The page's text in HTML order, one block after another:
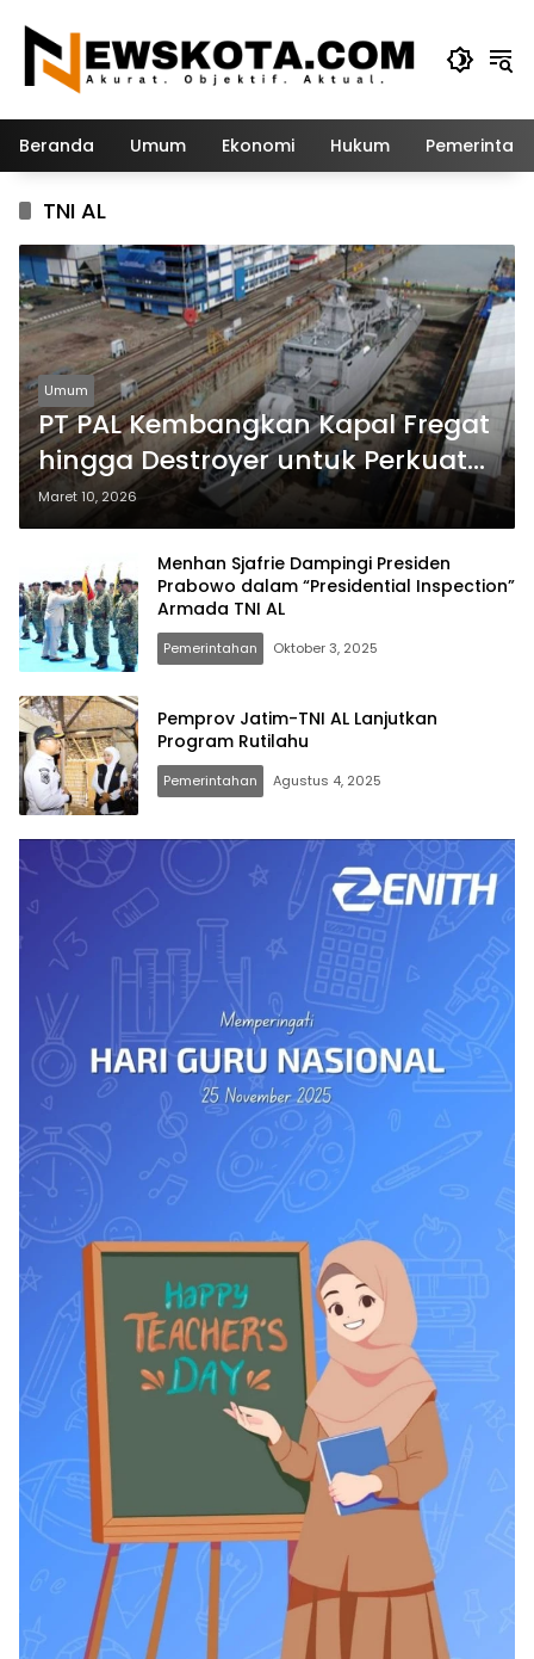
konten
Beranda Umum Ekonomi Hukum
TNI AL
Umum
PT PAL Kembangkan Kapal Fregat
hingga Destroyer untuk Perkuat
Armada Laut Indonesia
Maret 10, 2026
Menhan Sjafrie Dampingi Presiden
Prabowo dalam “Presidential Inspection”
Armada TNI AL
Pemerintahan Oktober 3, 2025
Pemprov Jatim-TNI AL Lanjutkan
Program Rutilahu
Pemerintahan Agustus 4, 2025